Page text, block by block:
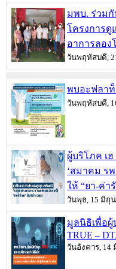
มพบ. ร่วม
โครงการดู
อาการลอ
วันพฤหัสบดี,
พบอะฟลา
วันพฤหัสบดี,
ผู้บริโภค เ
‘สมาคม ร
ให้ “ยา-ค่า
วันพุธ, 15 มิถุ
มูลนิธิเพื่อผู้
TRUE –
วันอังคาร, 14